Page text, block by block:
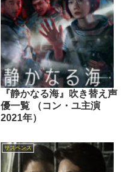
『静かなる海』吹き替え声
優一覧 （コン・ユ主演
2021年）
サスペンス